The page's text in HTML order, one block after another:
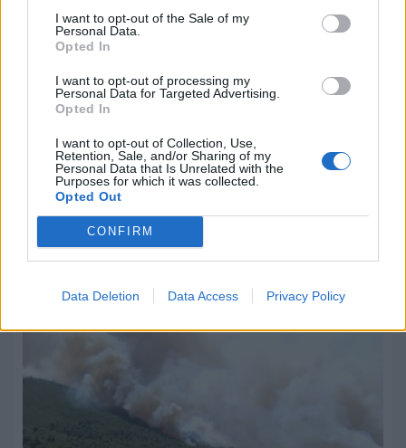
I want to opt-out of the Sale of my
Personal Data.
Opted In
I want to opt-out of processing my
Personal Data for Targeted Advertising.
Opted In
I want to opt-out of Collection, Use,
Retention, Sale, and/or Sharing of my
Personal Data that Is Unrelated with the
Purposes for which it was collected.
Opted Out
CONFIRM
Data Deletion Data Access Privacy Policy
Ο απολογισμός του Action 24 για τη
σεζόν 2025-2026
24.07.2026 - 16:33